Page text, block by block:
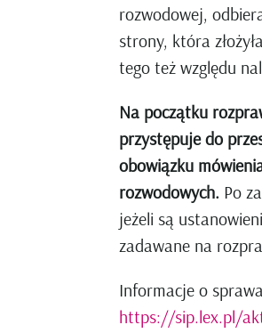
rozwodowej,
strony, która
tego też względu
Na początku
przystępuje do
obowiązku
rozwodowych. Po
jeżeli są
zadawane na
Informacje o
https://sip.lex.pl/